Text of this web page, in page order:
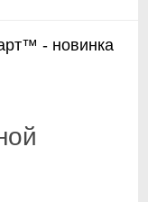
- новинка